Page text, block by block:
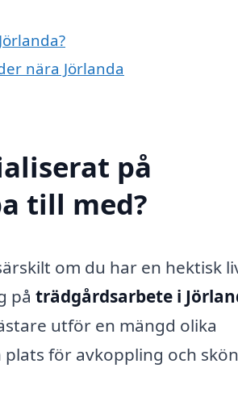
nära Jörlanda
på
till med?
om du har en hektisk
på trädgårdsarbete i
utför en mängd olika
för avkoppling och